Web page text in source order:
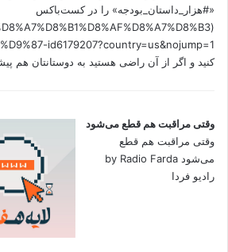
«#هزار_داستان_بودجه» را در کست‌باکس
کنید و اگر از آن راضی هستید به دوستانتان هم
وقتی مراقبت هم قطع می‌شود
وقتی مراقبت هم قطع
می‌شود by Radio Farda
رادیو فردا